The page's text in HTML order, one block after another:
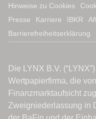
Hinweise zu Cookies
Presse
Karriere IBKR
Barrierefreiheitserklärung